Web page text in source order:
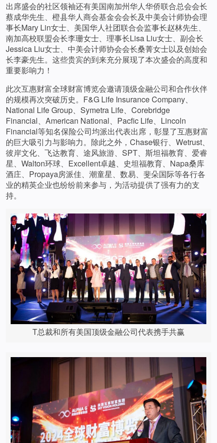
出席盛会的社区领袖还有美国南加州华人华侨联合总会会长
蔡成华先生、橙县华人商会基金会会长及中美会计师协会理
事长Mary Lin女士、美国华人社团联合会监事长赵林先生、
南加高校联盟会长李珊女士、理事长Lisa Liu女士、副会长
Jessica Liu女士、中美会计师协会会长桑菁女士以及创始会
长李豪先生。这些贵宾的到来充分展现了本次盛会的高度和
重要影响力！
此次互惠财富全球财富博览会邀请顶级金融公司和合作伙伴
的规模再次突破历史。F&G Life Insurance Company、
National Life Group、Symetra Life、Corebridge
Financial、American National、Pacfic Life、Lincoln
Financial等知名保险公司均派出代表出席，彰显了互惠财富
的巨大吸引力与影响力。除此之外，Chase银行、Wetrust、
彼岸文化、飞达教育、途风旅游、SPT、斯坦福教育、爱睿
星、Walton环球、Excellent卓越、史坦福教育、Napa桑库
酒庄、Propaya房派佳、潮童星、数易、斐朵国际等各行各
业的精英企业也纷纷前来参与，为活动提供了强有力的支
持。
T总裁和所有美国顶级金融公司代表携手共赢